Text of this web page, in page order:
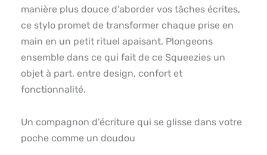
manière plus douce d’aborder vos tâches écrites,
ce stylo promet de transformer chaque prise en
main en un petit rituel apaisant. Plongeons
ensemble dans ce qui fait de ce Squeezies un
objet à part, entre design, confort et
fonctionnalité.
Un compagnon d’écriture qui se glisse dans votre
poche comme un doudou